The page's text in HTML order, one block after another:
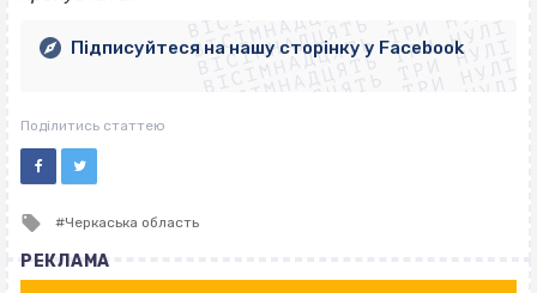
ВІСІМНАДЦЯТЬ ТРИ НУЛІ
ВІСІМНАДЦЯТЬ ТРИ НУЛІ
ВІСІМНАДЦЯТЬ ТРИ НУЛІ
ВІСІМНАДЦЯТЬ ТРИ НУЛІ
ВІСІМНАДЦЯТЬ ТРИ НУЛІ
ВІСІМНАДЦЯТЬ ТРИ НУЛІ
Підписуйтеся на нашу сторінку у Facebook
Поділитись статтею
Tagged
Черкаська область
РЕКЛАМА